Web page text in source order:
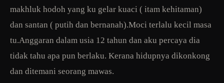
makhluk hodoh yang ku gelar kuaci ( itam kehitaman)
dan santan ( putih dan bernanah).Moci terlalu kecil masa
tu.Anggaran dalam usia 12 tahun dan aku percaya dia
tidak tahu apa pun berlaku. Kerana hidupnya dikonkong
dan ditemani seorang mawas.